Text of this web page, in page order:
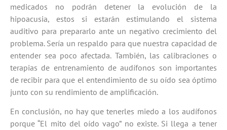
medicados no podrán detener la evolución de la
hipoacusia, estos si estarán estimulando el sistema
auditivo para prepararlo ante un negativo crecimiento del
problema. Sería un respaldo para que nuestra capacidad de
entender sea poco afectada. También, las calibraciones o
terapias de entrenamiento de audífonos son importantes
de recibir para que el entendimiento de su oído sea óptimo
junto con su rendimiento de amplificación.
En conclusión, no hay que tenerles miedo a los audífonos
porque “El mito del oído vago” no existe. Si llega a tener